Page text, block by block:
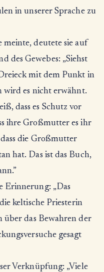
in unserer Sprache zu
meinte, deutete sie auf
des Gewebes: „Siehst
mit dem Punkt in
es nicht erwähnt.
dass es Schutz vor
ihre Großmutter es ihr
die Großmutter
hat. Das ist das Buch,
Erinnerung: „Das
keltische Priesterin
das Bewahren der
gesagt
Verknüpfung: „Viele